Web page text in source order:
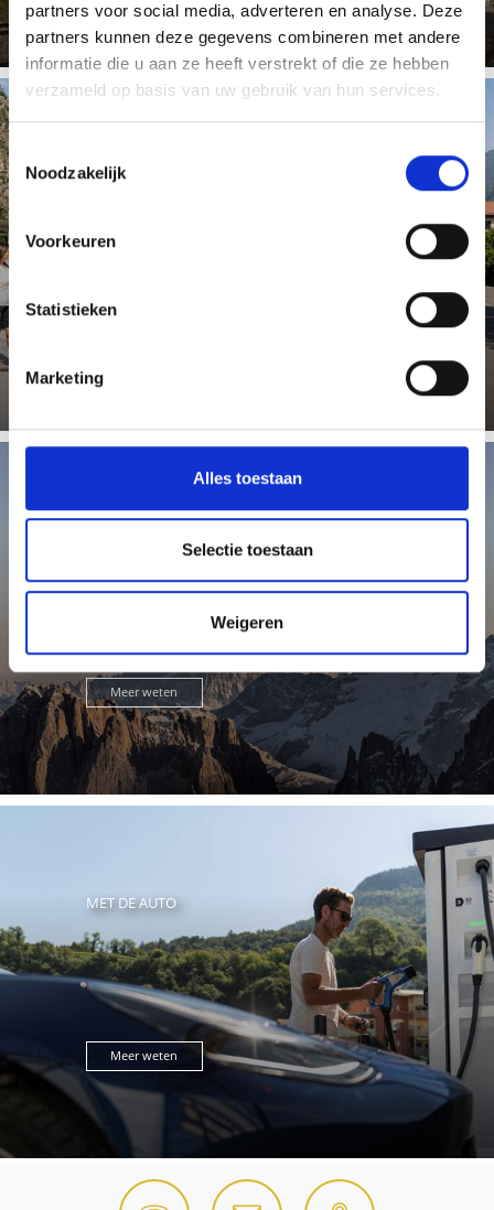
partners voor social media, adverteren en analyse. Deze
partners kunnen deze gegevens combineren met andere
informatie die u aan ze heeft verstrekt of die ze hebben
verzameld op basis van uw gebruik van hun services.
Toestemmingsselectie
Noodzakelijk
Voorkeuren
Statistieken
Marketing
Alles toestaan
Selectie toestaan
Weigeren
MET DE BUS
MET DE VLIEGTUIG
Meer weten
MET DE AUTO
Meer weten